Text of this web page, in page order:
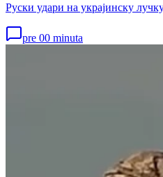
Руски удари на украјинску
pre 00 minuta